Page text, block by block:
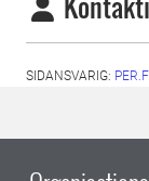
SIDANSVARIG: